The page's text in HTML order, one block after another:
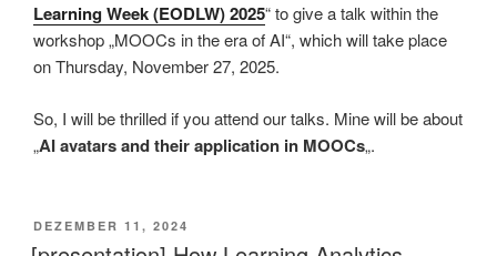
Learning Week (EODLW) 2025“ to give a talk within the
workshop „MOOCs in the era of AI“, which will take place
on Thursday, November 27, 2025.
So, I will be thrilled if you attend our talks. Mine will be about
„AI avatars and their application in MOOCs„.
VERÖFFENTLICHT
AM
DEZEMBER 11, 2024